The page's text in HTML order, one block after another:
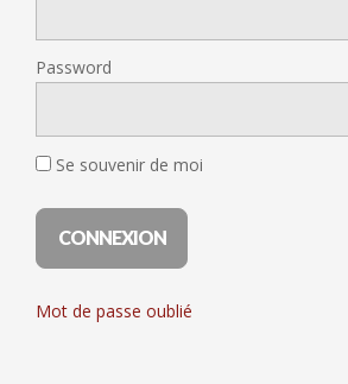
Password
Se souvenir de moi
Mot de passe oublié